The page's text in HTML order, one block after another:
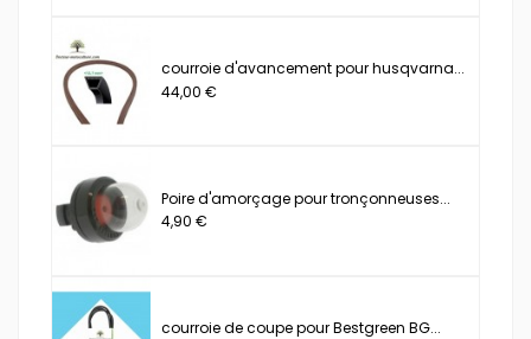
courroie d'avancement pour husqvarna...
44,00 €
Poire d'amorçage pour tronçonneuses...
4,90 €
courroie de coupe pour Bestgreen BG...